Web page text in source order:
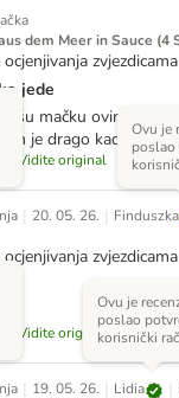
dem Meer in Sauce (4
jede
mačku ovim i ne
je drago kad su
Vidite original
| 20. 05. 26. | Finduszka
Ovu je
poslao
Vidite original
| 19. 05. 26. | Lidia
Ovu je
poslao
korisnički
|